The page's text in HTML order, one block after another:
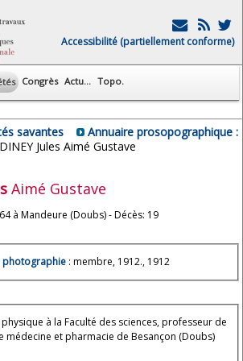
Accessibilité (partiellement conforme)
Congrès Actu... Topo.
savantes
Annuaire prosopographique :
Jules Aimé Gustave
Aimé Gustave
à Mandeure (Doubs) - Décès: 19
photographie : membre, 1912., 1912
à la Faculté des sciences, professeur de
médecine et pharmacie de Besançon (Doubs)